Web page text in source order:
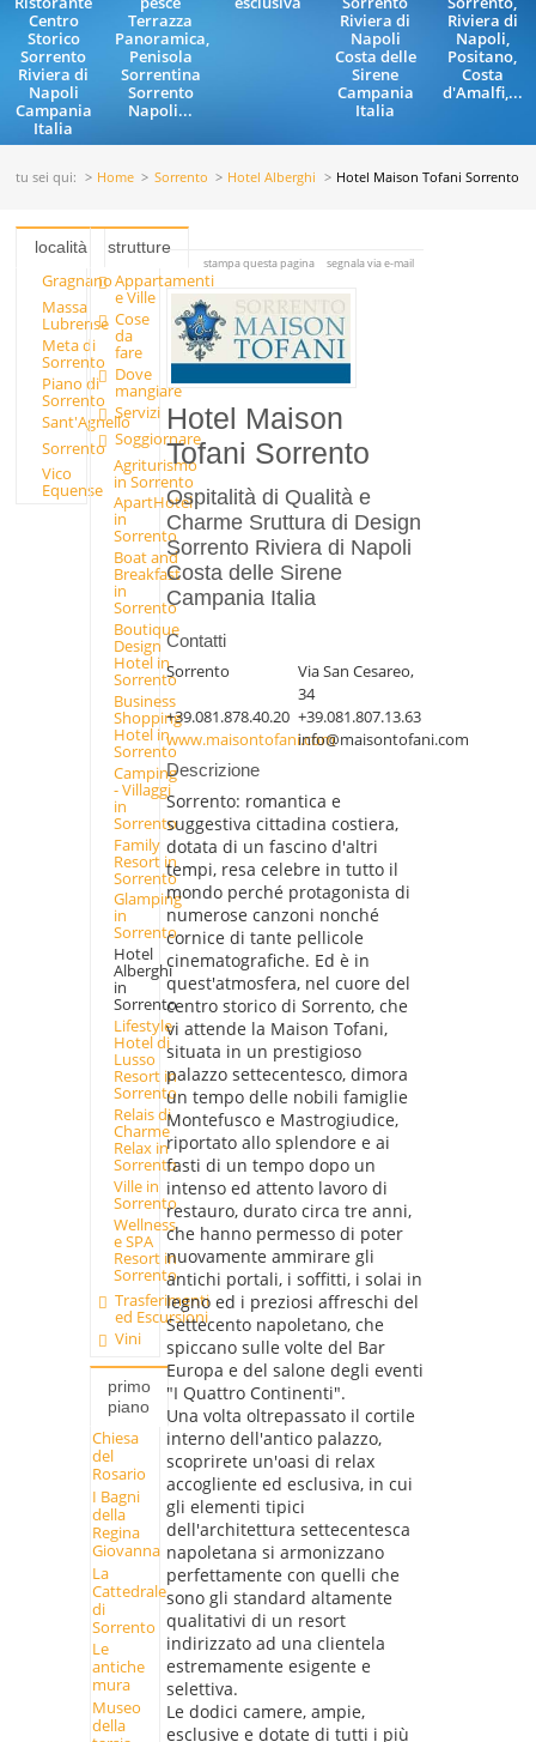
Centro
Storico
Sorrento
Riviera di
Napoli
Campania
Italia
Terrazza
Panoramica,
Penisola
Sorrentina
Sorrento
Napoli...
Riviera di
Napoli
Costa delle
Sirene
Campania
Italia
Riviera di
Napoli,
Positano,
Costa
d'Amalfi,...
tu sei qui: Home Sorrento Hotel Alberghi Hotel Maison Tofani Sorrento
località
Gragnano
Massa
Lubrense
Meta di
Sorrento
Piano di
Sorrento
Sant'Agnello
Sorrento
Vico
Equense
strutture
Appartamenti
e Ville
Cose
da
fare
Dove
mangiare
Servizi
Soggiornare
Agriturismo
in Sorrento
ApartHotel
in
Sorrento
Boat and
Breakfast
in
Sorrento
Boutique
Design
Hotel in
Sorrento
Business
Shopping
Hotel in
Sorrento
Camping
- Villaggi
in
Sorrento
Family
Resort in
Sorrento
Glamping
in
Sorrento
Hotel
Alberghi
in
Sorrento
Lifestyle
Hotel di
Lusso
Resort in
Sorrento
Relais di
Charme
Relax in
Sorrento
Ville in
Sorrento
Wellness
e SPA
Resort in
Sorrento
Trasferimenti
ed Escursioni
Vini
primo
piano
Chiesa
del
Rosario
I Bagni
della
Regina
Giovanna
La
Cattedrale
di
Sorrento
Le
antiche
mura
Museo
della
stampa questa pagina segnala via e-mail
Hotel Maison
Tofani Sorrento
Ospitalità di Qualità e
Charme Sruttura di Design
Sorrento Riviera di Napoli
Costa delle Sirene
Campania Italia
Contatti
Sorrento
Via San Cesareo,
34
+39.081.878.40.20 +39.081.807.13.63
www.maisontofani.cominfo@maisontofani.com
Descrizione
Sorrento: romantica e
suggestiva cittadina costiera,
dotata di un fascino d'altri
tempi, resa celebre in tutto il
mondo perché protagonista di
numerose canzoni nonché
cornice di tante pellicole
cinematografiche. Ed è in
quest'atmosfera, nel cuore del
centro storico di Sorrento, che
vi attende la Maison Tofani,
situata in un prestigioso
palazzo settecentesco, dimora
un tempo delle nobili famiglie
Montefusco e Mastrogiudice,
riportato allo splendore e ai
fasti di un tempo dopo un
intenso ed attento lavoro di
restauro, durato circa tre anni,
che hanno permesso di poter
nuovamente ammirare gli
antichi portali, i soffitti, i solai in
legno ed i preziosi affreschi del
Settecento napoletano, che
spiccano sulle volte del Bar
Europa e del salone degli eventi
"I Quattro Continenti".
Una volta oltrepassato il cortile
interno dell'antico palazzo,
scoprirete un'oasi di relax
accogliente ed esclusiva, in cui
gli elementi tipici
dell'architettura settecentesca
napoletana si armonizzano
perfettamente con quelli che
sono gli standard altamente
qualitativi di un resort
indirizzato ad una clientela
estremamente esigente e
selettiva.
Le dodici camere, ampie,
esclusive e dotate di tutti i più